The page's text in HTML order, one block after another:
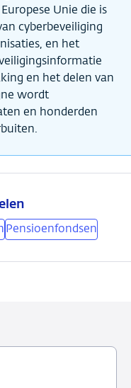
Unie die is
cyberbeveiliging
en het
en het delen van
wordt
en honderden
Pensioenfondsen